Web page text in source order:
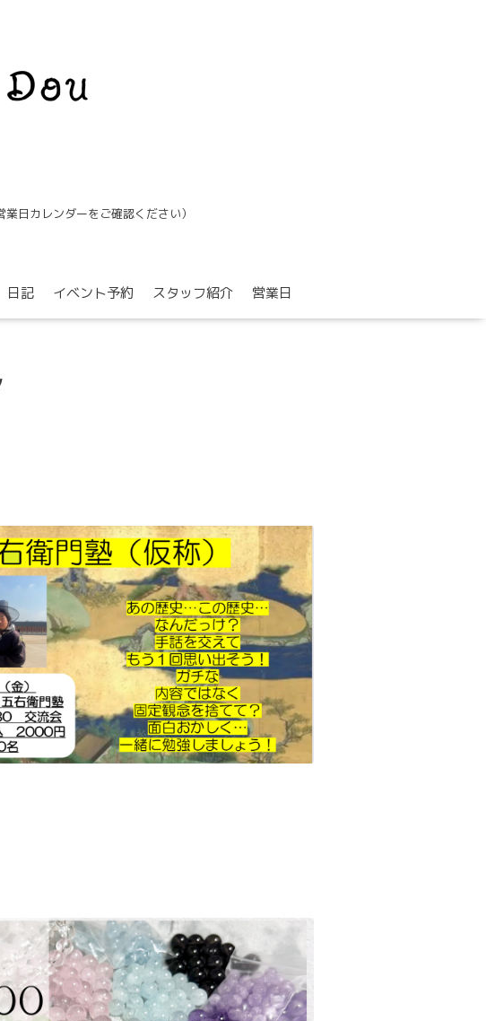
日カレンダーをご確認ください）
日記 イベント予約 スタッフ紹介 営業日